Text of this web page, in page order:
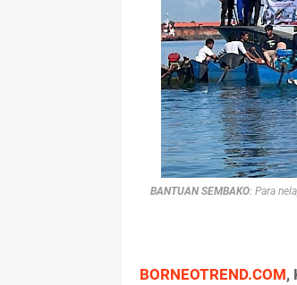
BANTUAN SEMBAKO: Para
BORNEOTREND.COM,